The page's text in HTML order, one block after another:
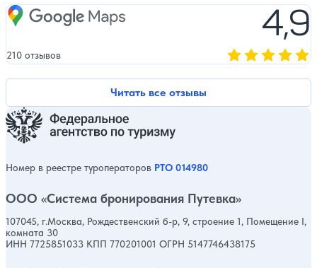
Читать все отзывы
Google Maps 4,9
210 отзывов
Номер в реестре туроператоров РТО 014980
ООО «Система бронирования Путевка»
107045, г.Москва, Рождественский б-р, 9, строение 1, Помещение I,
комната 30
ИНН 7725851033 КПП 770201001 ОГРН 5147746438175